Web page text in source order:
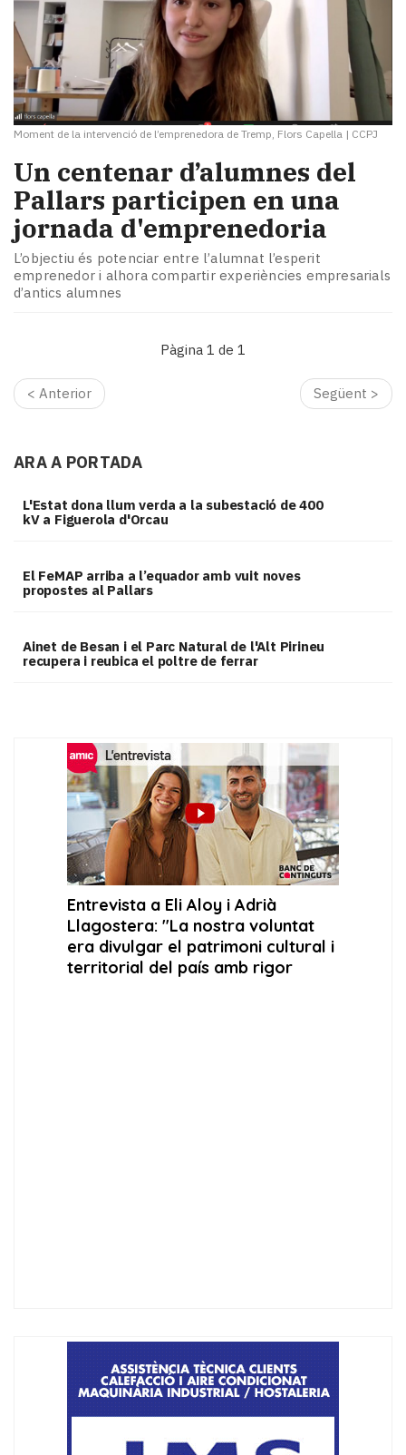
Moment de la intervenció de l’emprenedora de Tremp, Flors Capella | CCPJ
Un centenar d’alumnes del
Pallars participen en una
jornada d'emprenedoria
L’objectiu és potenciar entre l’alumnat l’esperit
emprenedor i alhora compartir experiències empresarials
d’antics alumnes
Pàgina 1 de 1
< Anterior Següent >
ARA A PORTADA
L'Estat dona llum verda a la subestació de 400
kV a Figuerola d'Orcau
El FeMAP arriba a l’equador amb vuit noves
propostes al Pallars
Ainet de Besan i el Parc Natural de l'Alt Pirineu
recupera i reubica el poltre de ferrar